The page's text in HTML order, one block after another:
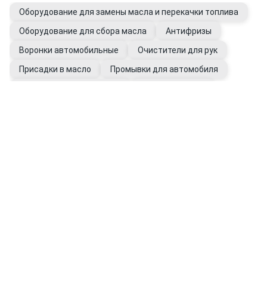
Оборудование для замены масла и перекачки топлива
Оборудование для сбора масла
Антифризы
Воронки автомобильные
Очистители для рук
Присадки в масло
Промывки для автомобиля